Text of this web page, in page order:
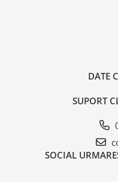
DATE
SUPORT
SOCIAL